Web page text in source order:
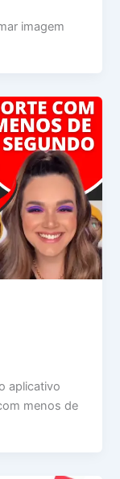
imagem
aplicativo
menos de